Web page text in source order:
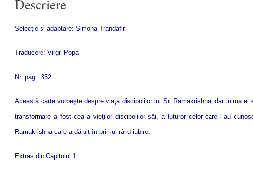
Descriere
Selecţie şi adaptare: Simona Trandafir
Traducere: Virgil Popa
Nr. pag.: 352
Această carte vorbeşte despre viaţa discipolilor lui Sri Ramakrishna, dar inima
transformare a fost cea a vieţilor discipolilor săi, a tuturor celor care l-au
Ramakrishna care a dăruit în primul rând iubire.
Extras din Capitolul 1